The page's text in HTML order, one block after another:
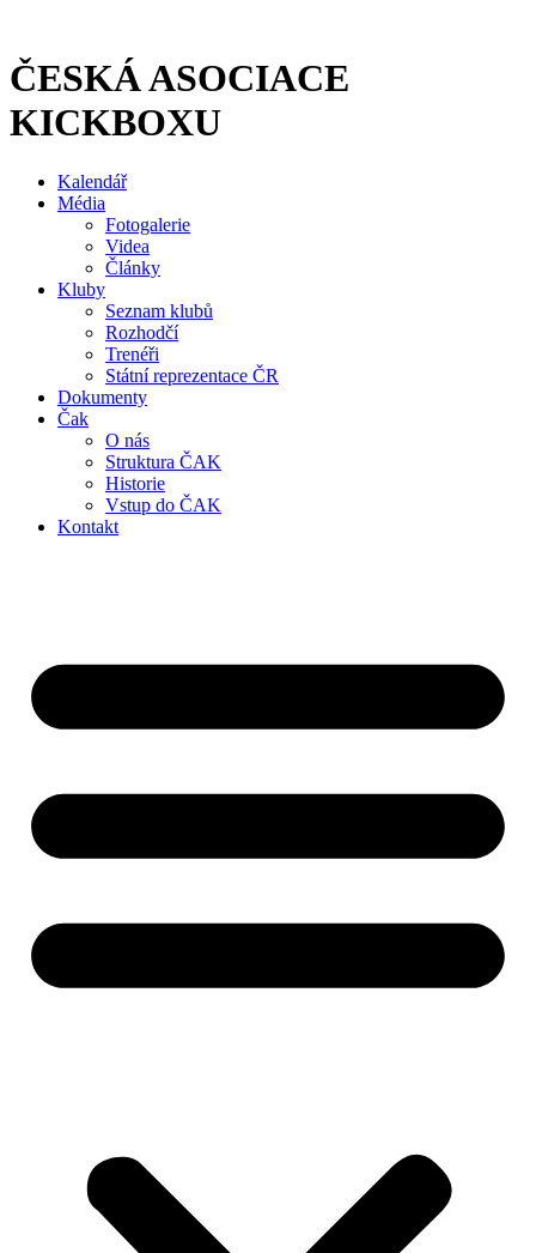
obsahu
ČESKÁ ASOCIACE
KICKBOXU
Kalendář
Média
Fotogalerie
Videa
Články
Kluby
Seznam klubů
Rozhodčí
Trenéři
Státní reprezentace ČR
Dokumenty
Čak
O nás
Struktura ČAK
Historie
Vstup do ČAK
Kontakt